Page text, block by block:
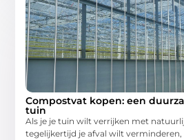
Compostvat kopen: een
tuin
Als je je tuin wilt verrijken met
tegelijkertijd je afval wilt